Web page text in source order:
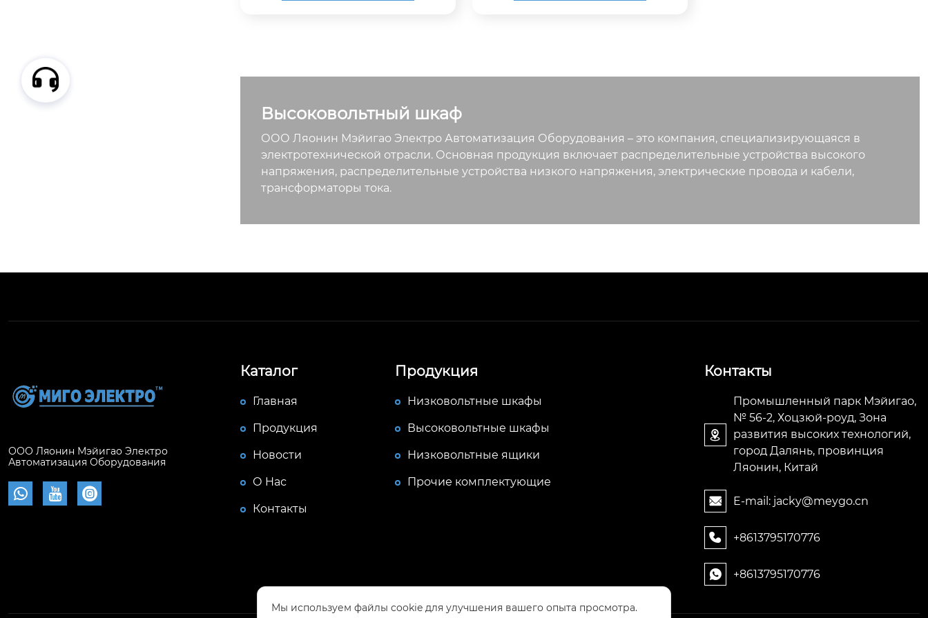
и высоковольтного электроснаб
ровка предотвращает ошибочны
узкой, замыкание заземляющего
ножа под напряжением и т.д.).
Высоковольтный шкаф
ООО Ляонин Мэйигао Электро Автоматизация Оборудования – это компания, специализирующаяся в
электротехнической отрасли. Основная продукция включает распределительные устройства высокого
напряжения, распределительные устройства низкого напряжения, электрические провода и кабели,
трансформаторы тока.
ООО Ляонин Мэйигао Электро
Автоматизация Оборудования
  
Каталог
Главная
Продукция
Новости
О Hас
Контакты
Продукция
Низковольтные шкафы
Высоковольтные шкафы
Низковольтные ящики
Прочие комплектующие
Контакты

Промышленный парк Мэйигао,
№ 56-2, Хоцзюй-роуд, Зона
развития высоких технологий,
город Далянь, провинция
Ляонин, Китай
 E-mail: jacky@meygo.cn
 +8613795170776
 +8613795170776
Мы используем файлы cookie для улучшения вашего опыта просмотра.